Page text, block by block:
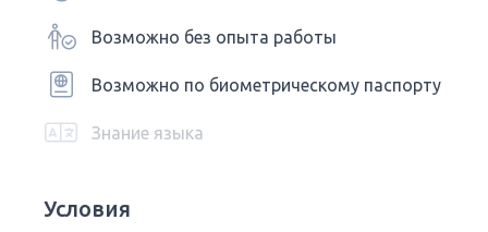
Возможно без опыта работы
Возможно по биометрическому паспорту
Знание языка
Условия